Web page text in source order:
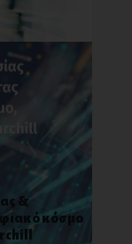
&
κόσμο